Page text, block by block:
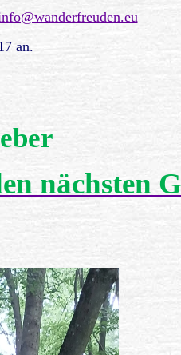
an.
nächsten